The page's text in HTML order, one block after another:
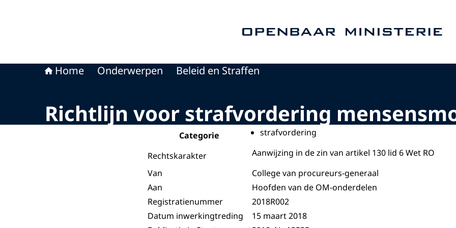
Home Onderwerpen Beleid en Straffen
Richtlijn voor strafvordering
Categorie strafvordering
Rechtskarakter
Aanwijzing in de zin van artikel 130 lid 6 Wet RO
Van
College van procureurs-generaal
Aan
Hoofden van de OM-onderdelen
Registratienummer
2018R002
Datum inwerkingtreding
15 maart 2018